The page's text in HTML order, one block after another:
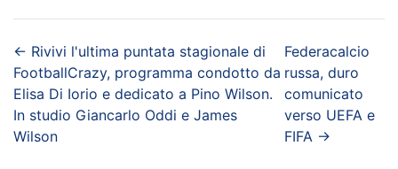
← Rivivi l'ultima puntata stagionale di
FootballCrazy, programma condotto da
Elisa Di Iorio e dedicato a Pino Wilson.
In studio Giancarlo Oddi e James
Wilson
Federacalcio
russa, duro
comunicato
verso UEFA e
FIFA →